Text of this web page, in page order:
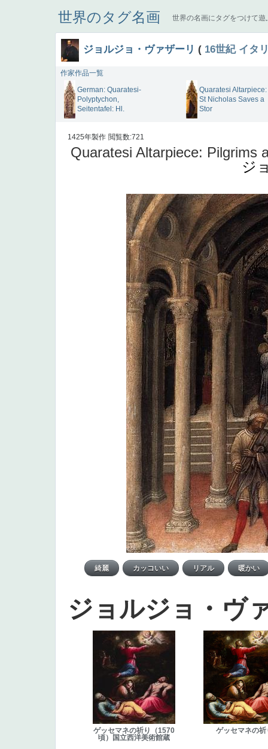
世界のタグ名画 世界の名画にタグをつけて遊
ジョルジョ・ヴァザーリ ( 16世紀 イタ
作家作品一覧
German: Quaratesi-
Polyptychon,
Seitentafel: Hl.
Quaratesi Altarpiece:
St Nicholas Saves a
Stor
1425年製作 閲覧数:721
Quaratesi Altarpiece: Pilgrims
ジ
ジョルジョ・ヴ
ゲッセマネの祈り（1570
頃）国立西洋美術館蔵
ゲッセマネの祈